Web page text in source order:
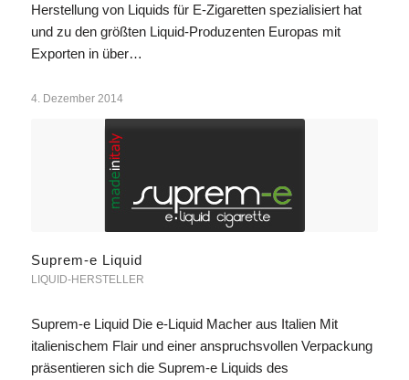
Herstellung von Liquids für E-Zigaretten spezialisiert hat
und zu den größten Liquid-Produzenten Europas mit
Exporten in über…
4. Dezember 2014
Suprem-e Liquid
LIQUID-HERSTELLER
Suprem-e Liquid Die e-Liquid Macher aus Italien Mit
italienischem Flair und einer anspruchsvollen Verpackung
präsentieren sich die Suprem-e Liquids des